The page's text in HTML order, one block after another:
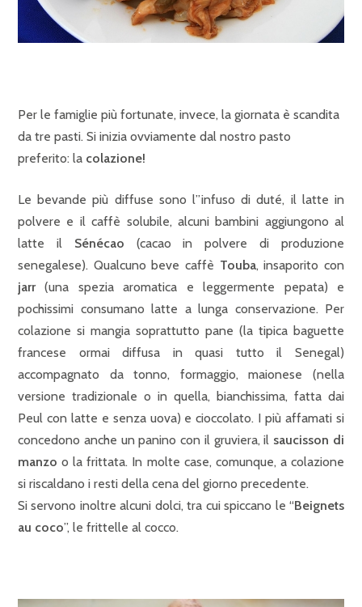
Per le famiglie più fortunate, invece, la giornata è scandita
da tre pasti. Si inizia ovviamente dal nostro pasto
preferito: la colazione!
Le bevande più diffuse sono l”infuso di duté, il latte in
polvere e il caffè solubile, alcuni bambini aggiungono al
latte il Sénécao (cacao in polvere di produzione
senegalese). Qualcuno beve caffè Touba, insaporito con
jarr(una spezia aromatica e leggermente pepata) e
pochissimi consumano latte a lunga conservazione. Per
colazione si mangia soprattutto pane (la tipica baguette
francese ormai diffusa in quasi tutto il Senegal)
accompagnato da tonno, formaggio, maionese (nella
versione tradizionale o in quella, bianchissima, fatta dai
Peul con latte e senza uova) e cioccolato. I più affamati si
concedono anche un panino con il gruviera, il saucisson di
manzo o la frittata. In molte case, comunque, a colazione
si riscaldano i resti della cena del giorno precedente.
Si servono inoltre alcuni dolci, tra cui spiccano le “Beignets
au coco”, le frittelle al cocco.